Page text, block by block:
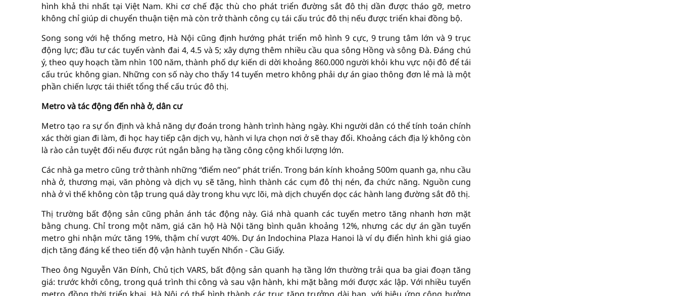
hình khả thi nhất tại Việt Nam. Khi cơ chế đặc thù cho phát triển đường sắt đô thị dần được tháo gỡ, metro
không chỉ giúp di chuyển thuận tiện mà còn trở thành công cụ tái cấu trúc đô thị nếu được triển khai đồng bộ.
Song song với hệ thống metro, Hà Nội cũng định hướng phát triển mô hình 9 cực, 9 trung tâm lớn và 9 trục
động lực; đầu tư các tuyến vành đai 4, 4.5 và 5; xây dựng thêm nhiều cầu qua sông Hồng và sông Đà. Đáng chú
ý, theo quy hoạch tầm nhìn 100 năm, thành phố dự kiến di dời khoảng 860.000 người khỏi khu vực nội đô để tái
cấu trúc không gian. Những con số này cho thấy 14 tuyến metro không phải dự án giao thông đơn lẻ mà là một
phần chiến lược tái thiết tổng thể cấu trúc đô thị.
Metro và tác động đến nhà ở, dân cư
Metro tạo ra sự ổn định và khả năng dự đoán trong hành trình hàng ngày. Khi người dân có thể tính toán chính
xác thời gian đi làm, đi học hay tiếp cận dịch vụ, hành vi lựa chọn nơi ở sẽ thay đổi. Khoảng cách địa lý không còn
là rào cản tuyệt đối nếu được rút ngắn bằng hạ tầng công cộng khối lượng lớn.
Các nhà ga metro cũng trở thành những “điểm neo” phát triển. Trong bán kính khoảng 500m quanh ga, nhu cầu
nhà ở, thương mại, văn phòng và dịch vụ sẽ tăng, hình thành các cụm đô thị nén, đa chức năng. Nguồn cung
nhà ở vì thế không còn tập trung quá dày trong khu vực lõi, mà dịch chuyển dọc các hành lang đường sắt đô thị.
Thị trường bất động sản cũng phản ánh tác động này. Giá nhà quanh các tuyến metro tăng nhanh hơn mặt
bằng chung. Chỉ trong một năm, giá căn hộ Hà Nội tăng bình quân khoảng 12%, nhưng các dự án gần tuyến
metro ghi nhận mức tăng 19%, thậm chí vượt 40%. Dự án Indochina Plaza Hanoi là ví dụ điển hình khi giá giao
dịch tăng đáng kể theo tiến độ vận hành tuyến Nhổn - Cầu Giấy.
Theo ông Nguyễn Văn Đính, Chủ tịch VARS, bất động sản quanh hạ tầng lớn thường trải qua ba giai đoạn tăng
giá: trước khởi công, trong quá trình thi công và sau vận hành, khi mặt bằng mới được xác lập. Với nhiều tuyến